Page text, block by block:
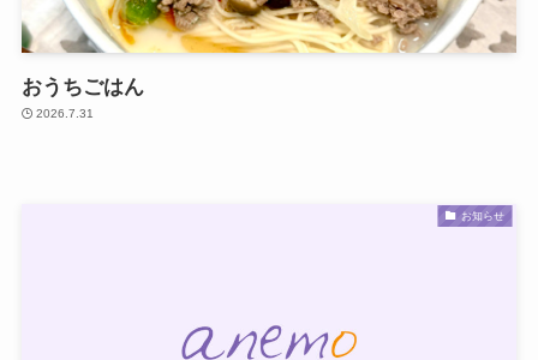
おうちごはん
2026.7.31
お知らせ